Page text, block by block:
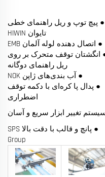
● پیچ توپ و ریل راهنمای خطی
تایوان HIWIN
● اتصال دهنده لوله آلمان EMB
انگشتان توقف متحرک بر روی
ریل راهنمای دوگانه
● آب بندی‌های ژاپن NOK
● پدال پا کره‌ای با دکمه توقف
اضطراری
تغییر ابزار سریع و آسان
● پانچ و قالب با دقت بالا SPS
Group